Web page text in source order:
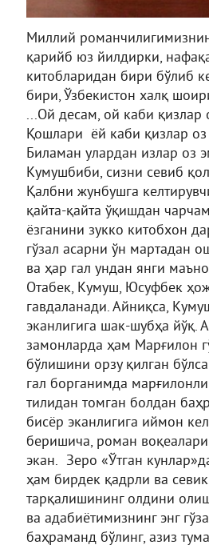
Миллий
қарийб юз йилдирки,
китобларидан бири бўлиб
бири, Ўзбекистон халқ
...Ой десам, ой каби қизлар
Қошлари ёй каби қизлар оз
Биламан улардан излар оз
Кумушбиби, сизни севиб
Қалбни жунбушга
қайта-қайта ўқишдан
ёзганини зукко китобхон
гўзал асарни ўн мартадан
ва ҳар гал ундан янги
Отабек, Кумуш, Юсуфбек
гавдаланади. Айниқса,
эканлигига шак-шубҳа йўқ.
замонларда ҳам Марғилон
бўлишини орзу қилган
гал борганимда
тилидан томган болдан
бисёр эканлигига иймон
беришича, роман
экан. Зеро «Ўтган
ҳам бирдек қадрли ва
тарқалишининг олдини
ва адабиётимизнинг энг
баҳраманд бўлинг, азиз